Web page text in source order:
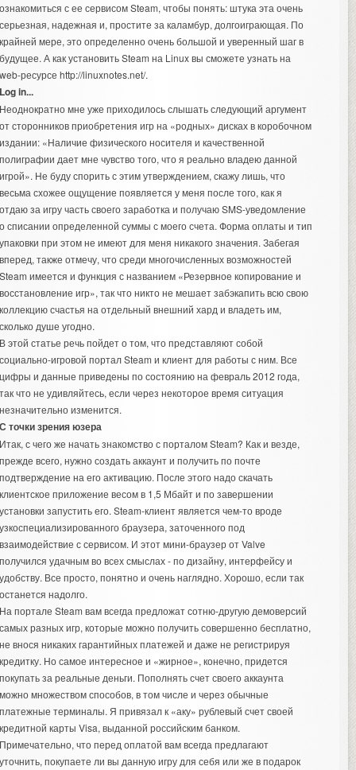
с ее сервисом Steam, чтобы понять: штука эта очень
надежная и, простите за каламбур, долгоиграющая. По
мере, это определенно очень большой и уверенный шаг в
А какустановить Steam на Linuxвы сможете узнать на
ресурсе http://linuxnotes.net/.
in...
мне уже приходилось слышать следующий аргумент
сторонников приобретения игр на «родных» дисках в коробочном
«Наличие физического носителя и качественной
дает мне чувство того, что я реально владею данной
Не буду спорить с этим утверждением, скажу лишь, что
схожее ощущение появляется у меня после того, как я
за игру часть своего заработка и получаю SMS-уведомление
списании определенной суммы с моего счета. Форма оплаты и тип
при этом не имеют для меня никакого значения. Забегая
также отмечу, что среди многочисленных возможностей
имеется и функция с названием «Резервное копирование и
игр», так что никто не мешает забэкапить всю свою
счастья на отдельный внешний хард и владеть им,
душе угодно.
этой статье речь пойдет о том, что представляют собой
игровой портал Steam и клиент для работы с ним. Все
и данные приведены по состоянию на февраль 2012 года,
что не удивляйтесь, если через некоторое время ситуация
изменится.
точки зрения юзера
с чего же начать знакомство с порталом Steam? Как и везде,
всего, нужно создать аккаунт и получить по почте
на его активацию. После этого надо скачать
приложение весом в 1,5 Мбайт и по завершении
запустить его. Steam-клиент является чем-то вроде
браузера, заточенного под
с сервисом. И этот мини-браузер от Valve
удачным во всех смыслах - по дизайну, интерфейсу и
Все просто, понятно и очень наглядно. Хорошо, если так
надолго.
портале Steam вам всегда предложат сотню-другую демоверсий
разных игр, которые можно получить совершенно бесплатно,
внося никаких гарантийных платежей и даже не регистрируя
Но самое интересное и «жирное», конечно, придется
за реальные деньги. Пополнять счет своего аккаунта
множеством способов, в том числе и через обычные
терминалы. Я привязал к «аку» рублевый счет своей
карты Visa, выданной российским банком.
что перед оплатой вам всегда предлагают
покупаете ли вы данную игру для себя или же в подарок